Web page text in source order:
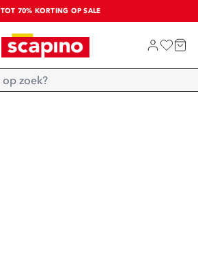
TOT 70% KORTING OP SALE
SALE: LAATSTE KANS!
SHOP NIEUW
Home